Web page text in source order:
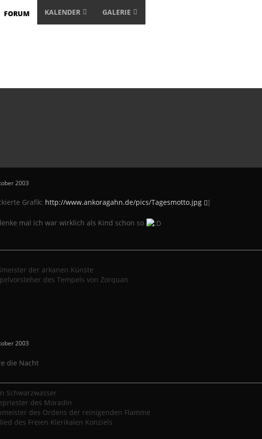
FORUM KALENDER GALERIE
2003
Grafik: http://www.ankoragahn.de/pics/Tagesmotto.jpg ]
mal ich war wirklich als Kind schon so
der arkanen Künste
des Tempels von Zorquan
2003
die Nacht
Schwarzwasser
des Moradin
des Ordens der reinigenden Flamme
des Freien Klerikalen Konziels